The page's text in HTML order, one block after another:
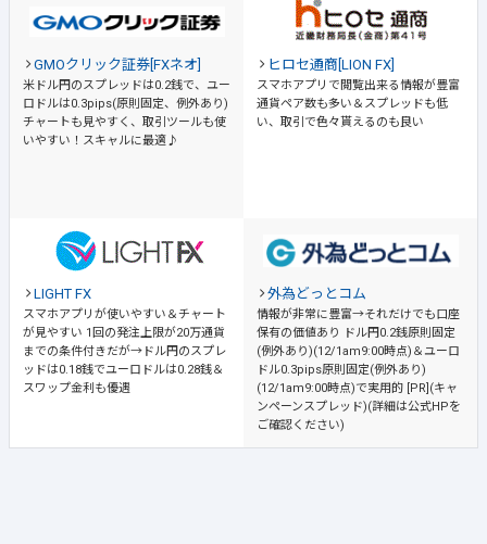
GMOクリック証券[FXネオ]
米ドル円のスプレッドは0.2銭で、ユー
ロドルは0.3pips(原則固定、例外あり)
チャートも見やすく、取引ツールも使
いやすい！スキャルに最適♪
ヒロセ通商[LION FX]
スマホアプリで閲覧出来る情報が豊富
通貨ペア数も多い＆スプレッドも低
い、取引で色々貰えるのも良い
LIGHT FX
スマホアプリが使いやすい＆チャート
が見やすい 1回の発注上限が20万通貨
までの条件付きだが→ドル円のスプレ
ッドは0.18銭でユーロドルは0.28銭＆
スワップ金利も優遇
外為どっとコム
情報が非常に豊富→それだけでも口座
保有の価値あり
ドル円0.2銭原則固定
(例外あり)(12/1am9:00時点)＆ユーロ
ドル0.3pips原則固定(例外あり)
(12/1am9:00時点)で実用的 [PR](キャ
ンペーンスプレッド)(詳細は公式HPを
ご確認ください)